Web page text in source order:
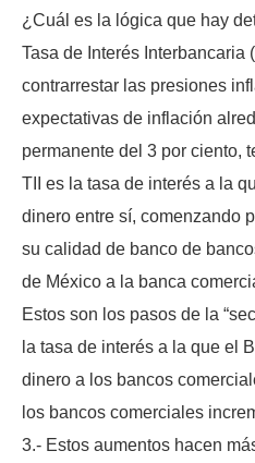
¿Cuál es la lógica que hay
Tasa de Interés Interbancaria
contrarrestar las presiones
expectativas de inflación
permanente del 3 por ciento,
TII es la tasa de interés a la
dinero entre sí, comenzando
su calidad de banco de
de México a la banca
Estos son los pasos de la
la tasa de interés a la que el
dinero a los bancos
los bancos comerciales
3.- Estos aumentos hacen